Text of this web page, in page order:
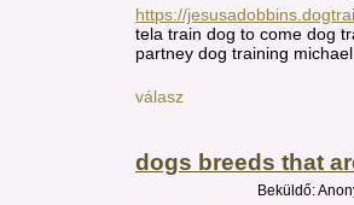
https://
tela train dog to come dog
partney dog training
válasz
dogs breeds that
Beküldő: